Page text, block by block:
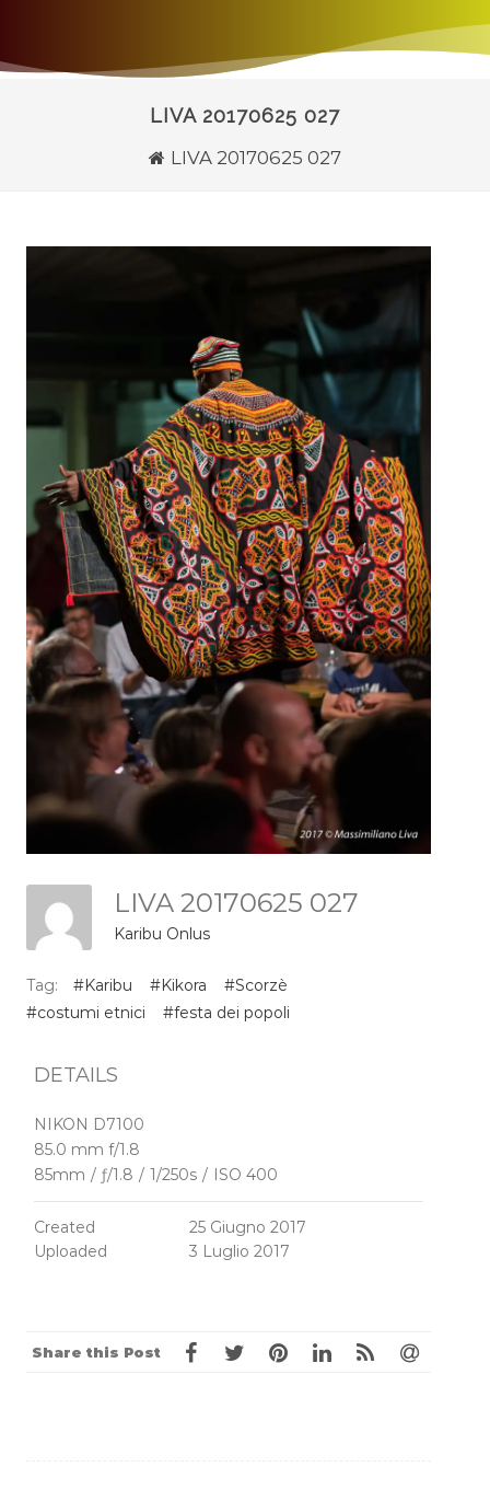
LIVA 20170625 027
LIVA 20170625 027
LIVA 20170625 027
Karibu Onlus
Tag: #Karibu #Kikora
#Scorzè
#costumi etnici
#festa dei popoli
DETAILS
NIKON D7100
85.0 mm f/1.8
85mm / ƒ/1.8 / 1/250s / ISO 400
Created
25 Giugno 2017
Uploaded
3 Luglio 2017
Share this Post